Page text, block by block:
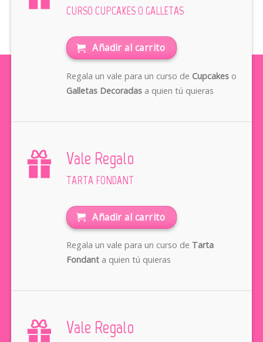
CURSO CUPCAKES O GALLETAS
Añadir al carrito
Regala un vale para un curso de Cupcakeso
Galletas Decoradasa quien tú quieras
Vale Regalo
TARTA FONDANT
Añadir al carrito
Regala un vale para un curso de Tarta
Fondanta quien tú quieras
Vale Regalo